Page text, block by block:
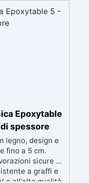
per contatto
Free
Epoxytable
spessore
legno, design e
fino a 5 cm.
sicure e
a graffi e
e all'alta qualità